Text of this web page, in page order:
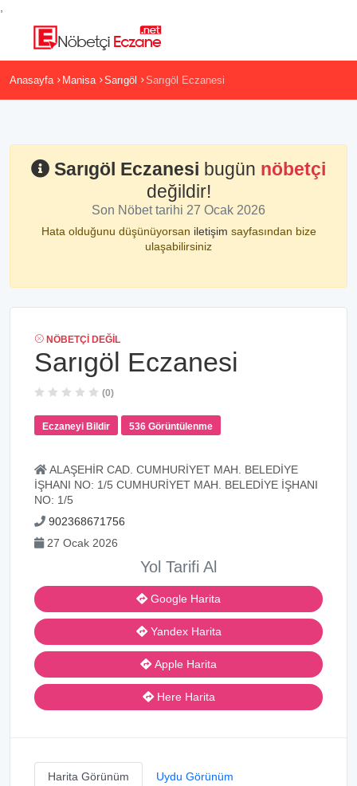
Anasayfa Manisa Sarıgöl Sarıgöl Eczanesi
Sarıgöl Eczanesi bugün nöbetçi
değildir!
Son Nöbet tarihi 27 Ocak 2026
Hata olduğunu düşünüyorsan iletişim sayfasından bize
ulaşabilirsiniz
NÖBETÇI DEĞIL
Sarıgöl Eczanesi
(0)
Eczaneyi Bildir 536 Görüntülenme
ALAŞEHİR CAD. CUMHURİYET MAH. BELEDİYE
İŞHANI NO: 1/5 CUMHURİYET MAH. BELEDİYE İŞHANI
NO: 1/5
902368671756
27 Ocak 2026
Yol Tarifi Al
Google Harita
Yandex Harita
Apple Harita
Here Harita
Harita Görünüm Uydu Görünüm